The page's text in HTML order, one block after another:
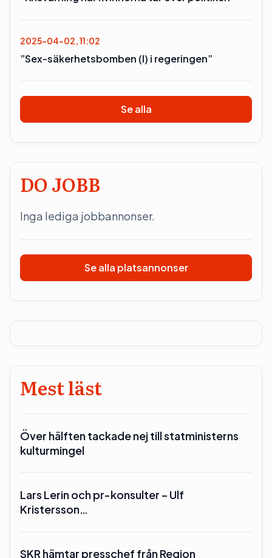
2025-04-02, 11:02
”Sex-säkerhetsbomben (l) i regeringen”
Se alla
DO JOBB
Inga lediga jobbannonser.
Se alla platsannonser
Mest läst
Över hälften tackade nej till statministerns
kulturmingel
Lars Lerin och pr-konsulter – Ulf
Kristersson…
SKR hämtar presschef från Region